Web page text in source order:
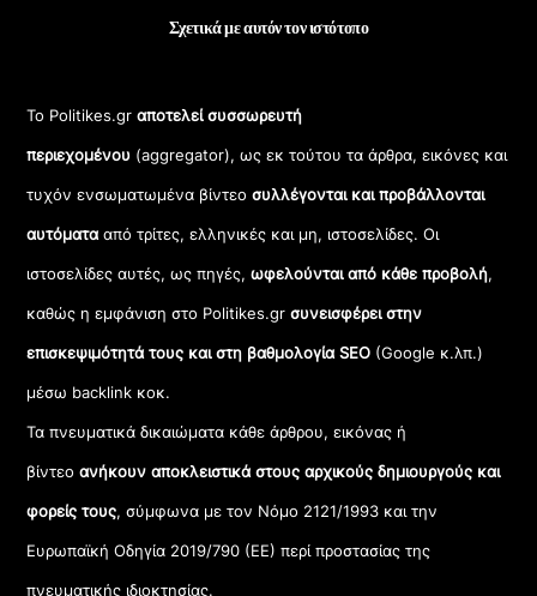
Σχετικά με αυτόν τον ιστότοπο
Το Politikes.grαποτελεί συσσωρευτή
περιεχομένου (aggregator), ως εκ τούτου τα άρθρα, εικόνες και
τυχόν ενσωματωμένα βίντεοσυλλέγονται και προβάλλονται
αυτόματααπό τρίτες, ελληνικές και μη, ιστοσελίδες. Οι
ιστοσελίδες αυτές, ως πηγές,ωφελούνται από κάθε προβολή,
καθώς η εμφάνιση στο Politikes.gr συνεισφέρει στην
επισκεψιμότητά τους και στη βαθμολογία SEO (Google κ.λπ.)
μέσω backlink κοκ.
Τα πνευματικά δικαιώματα κάθε άρθρου, εικόνας ή
βίντεοανήκουν αποκλειστικά στους αρχικούς δημιουργούς και
φορείς τους, σύμφωνα με τον Νόμο 2121/1993 και την
Ευρωπαϊκή Οδηγία 2019/790 (ΕΕ) περί προστασίας της
πνευματικής ιδιοκτησίας.